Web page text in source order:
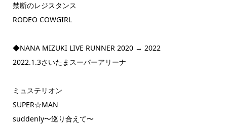
禁断のレジスタンス
RODEO COWGIRL
◆NANA MIZUKI LIVE RUNNER 2020 → 2022
2022.1.3さいたまスーパーアリーナ
ミュステリオン
SUPER☆MAN
suddenly〜巡り合えて〜